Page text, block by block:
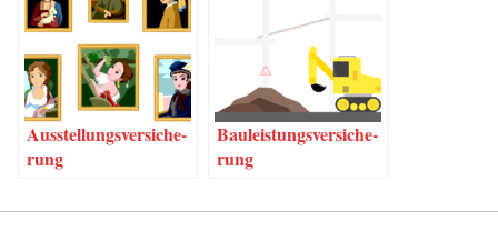
Aus­stel­lungs­ver­si­che­
rung
Bau­leis­tungs­ver­si­che­
rung